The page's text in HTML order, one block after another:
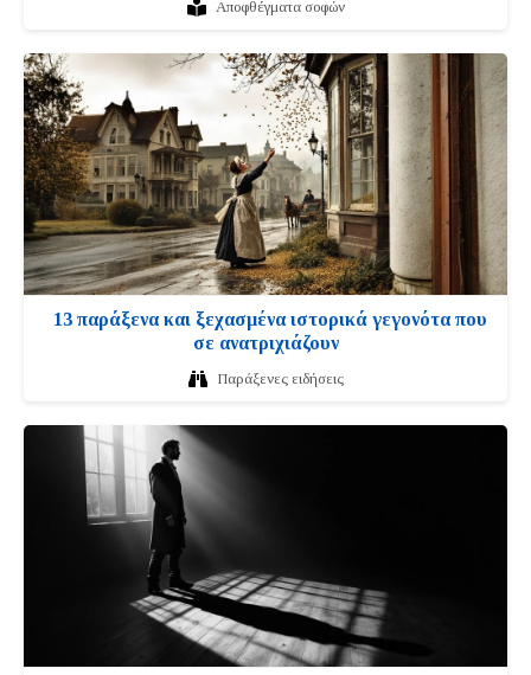
Αποφθέγματα σοφών
13 παράξενα και ξεχασμένα ιστορικά γεγονότα που
σε ανατριχιάζουν
Παράξενες ειδήσεις